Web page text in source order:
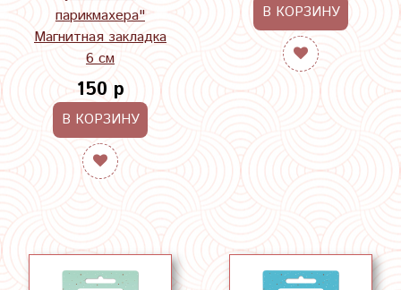
парикмахера"
Магнитная закладка
6 см
150 р
В КОРЗИНУ
В КОРЗИНУ